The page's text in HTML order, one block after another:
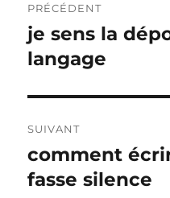
de
l’article
PRÉCÉDENT
Publication
précédente :
je sens la
langage
SUIVANT
Publication
suivante :
comment
fasse silence